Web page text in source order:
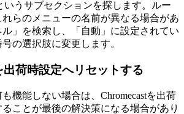
いうサブセクションを探します。ルー
らのメニューの名前が異なる場合があ
」を検索し、「自動」に設定されてい
の選択肢に変更します。
出荷時設定へリセットする
機能しない場合は、Chromecastを出荷
ことが最後の解決策になる場合があり